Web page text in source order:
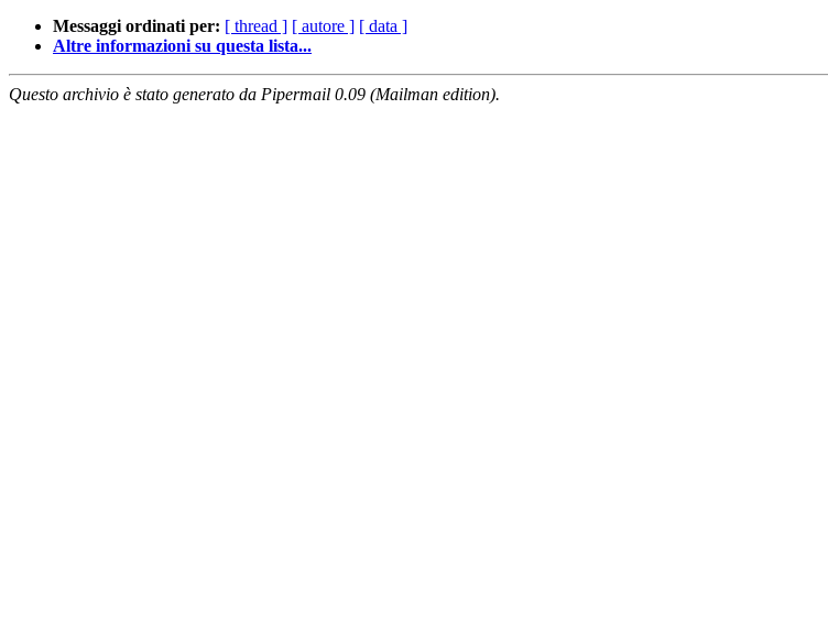
Messaggi ordinati per: [ thread ] [ autore ] [ data ]
Altre informazioni su questa lista...
Questo archivio è stato generato da Pipermail 0.09 (Mailman edition).